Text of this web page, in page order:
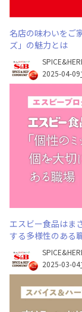
名店の味わいをご
ズ」の魅力とは
2025-04-09
エスビー食品はま
する多様性のある
2025-03-04